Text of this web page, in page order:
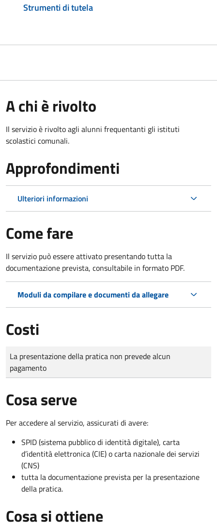
Strumenti di tutela
A chi è rivolto
Il servizio è rivolto agli alunni frequentanti gli istituti
scolastici comunali.
Approfondimenti
Ulteriori informazioni
Come fare
Il servizio può essere attivato presentando tutta la
documentazione prevista, consultabile in formato PDF.
Moduli da compilare e documenti da allegare
Costi
Tipo di pagamento
Importo
La presentazione della pratica non prevede alcun
pagamento
Cosa serve
Per accedere al servizio, assicurati di avere:
SPID (sistema pubblico di identità digitale), carta
d’identità elettronica (CIE) o carta nazionale dei servizi
(CNS)
tutta la documentazione prevista per la presentazione
della pratica.
Cosa si ottiene